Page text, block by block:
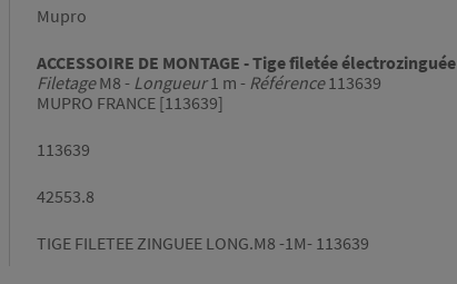
Mupro
ACCESSOIRE DE MONTAGE - Tige filetée électrozinguée
FiletageM8 - Longueur1 m - Référence113639
MUPRO FRANCE [113639]
113639
42553.8
TIGE FILETEE ZINGUEE LONG.M8 -1M- 113639